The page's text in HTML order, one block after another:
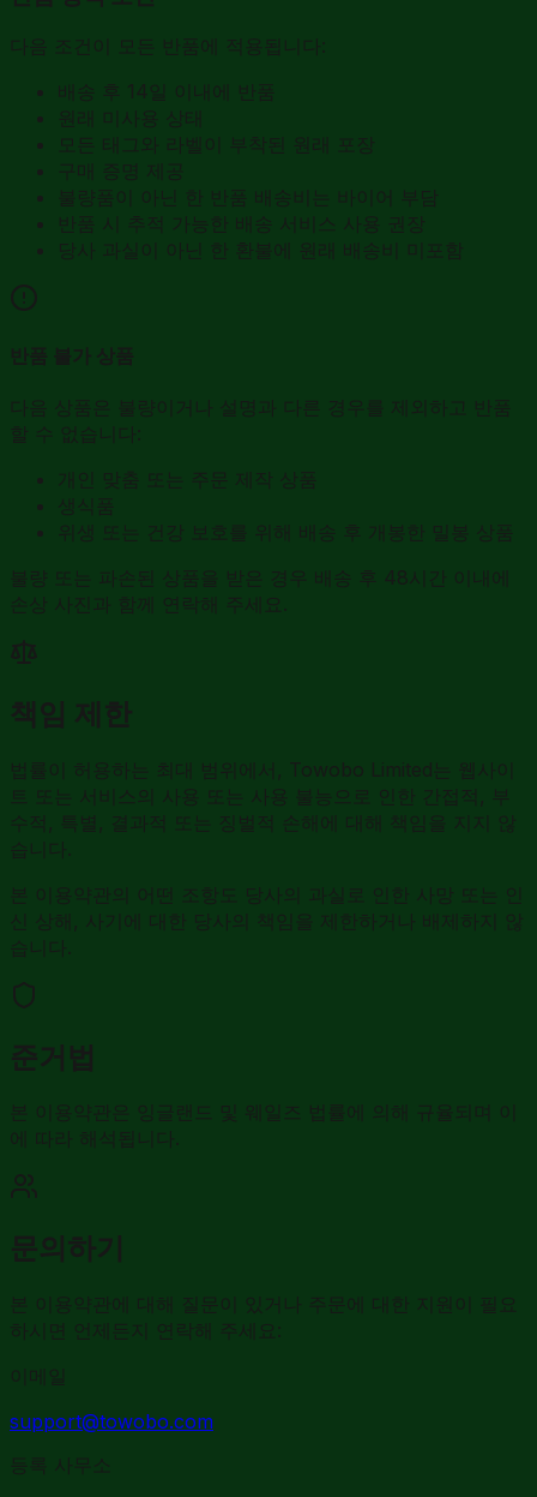
다음 조건이 모든 반품에 적용됩니다:
배송 후 14일 이내에 반품
원래 미사용 상태
모든 태그와 라벨이 부착된 원래 포장
구매 증명 제공
불량품이 아닌 한 반품 배송비는 바이어 부담
반품 시 추적 가능한 배송 서비스 사용 권장
당사 과실이 아닌 한 환불에 원래 배송비 미포함
반품 불가 상품
다음 상품은 불량이거나 설명과 다른 경우를 제외하고 반품
할 수 없습니다:
개인 맞춤 또는 주문 제작 상품
생식품
위생 또는 건강 보호를 위해 배송 후 개봉한 밀봉 상품
불량 또는 파손된 상품을 받은 경우 배송 후 48시간 이내에
손상 사진과 함께 연락해 주세요.
책임 제한
법률이 허용하는 최대 범위에서, Towobo Limited는 웹사이
트 또는 서비스의 사용 또는 사용 불능으로 인한 간접적, 부
수적, 특별, 결과적 또는 징벌적 손해에 대해 책임을 지지 않
습니다.
본 이용약관의 어떤 조항도 당사의 과실로 인한 사망 또는 인
신 상해, 사기에 대한 당사의 책임을 제한하거나 배제하지 않
습니다.
준거법
본 이용약관은 잉글랜드 및 웨일즈 법률에 의해 규율되며 이
에 따라 해석됩니다.
문의하기
본 이용약관에 대해 질문이 있거나 주문에 대한 지원이 필요
하시면 언제든지 연락해 주세요:
이메일
support@towobo.com
등록 사무소